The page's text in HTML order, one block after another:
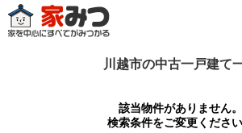
川越市の中古一戸建て
該当物件がありません。
検索条件をご変更ください